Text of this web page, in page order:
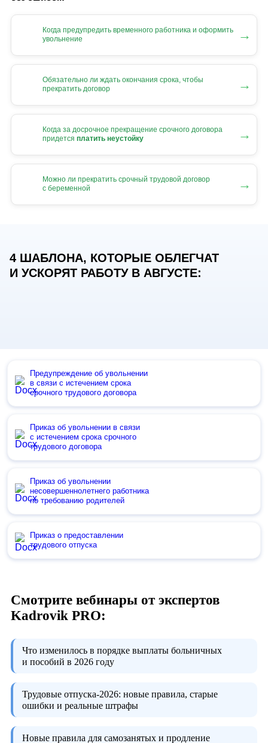
Когда предупредить временного работника и оформить
увольнение
→
Обязательно ли ждать окончания срока, чтобы
прекратить договор
→
Когда за досрочное прекращение срочного договора
придется платить неустойку →
Можно ли прекратить срочный трудовой договор
с беременной
→
4 ШАБЛОНА, КОТОРЫЕ ОБЛЕГЧАТ
И УСКОРЯТ РАБОТУ В АВГУСТЕ:
Предупреждение об увольнении
в связи с истечением срока
срочного трудового договора
Приказ об увольнении в связи
с истечением срока срочного
трудового договора
Приказ об увольнении
несовершеннолетнего работника
по требованию родителей
Приказ о предоставлении
трудового отпуска
Смотрите вебинары от экспертов
Kadrovik PRO:
Что изменилось в порядке выплаты больничных
и пособий в 2026 году
Трудовые отпуска-2026: новые правила, старые
ошибки и реальные штрафы
Новые правила для самозанятых и продление